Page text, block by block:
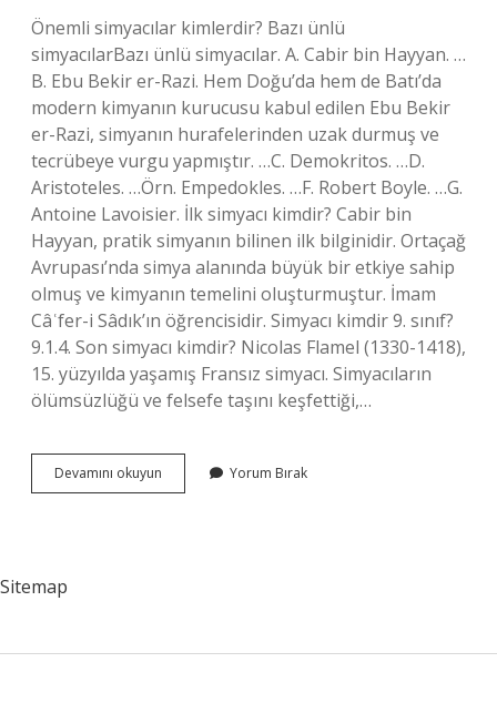
Önemli simyacılar kimlerdir? Bazı ünlü
simyacılarBazı ünlü simyacılar. A. Cabir bin Hayyan. …
B. Ebu Bekir er-Razi. Hem Doğu’da hem de Batı’da
modern kimyanın kurucusu kabul edilen Ebu Bekir
er-Razi, simyanın hurafelerinden uzak durmuş ve
tecrübeye vurgu yapmıştır. …C. Demokritos. …D.
Aristoteles. …Örn. Empedokles. …F. Robert Boyle. …G.
Antoine Lavoisier. İlk simyacı kimdir? Cabir bin
Hayyan, pratik simyanın bilinen ilk bilginidir. Ortaçağ
Avrupası’nda simya alanında büyük bir etkiye sahip
olmuş ve kimyanın temelini oluşturmuştur. İmam
Câʿfer-i Sâdık’ın öğrencisidir. Simyacı kimdir 9. sınıf?
9.1.4. Son simyacı kimdir? Nicolas Flamel (1330-1418),
15. yüzyılda yaşamış Fransız simyacı. Simyacıların
ölümsüzlüğü ve felsefe taşını keşfettiği,…
Devamını okuyun
Önemli
Yorum Bırak
Sitemap